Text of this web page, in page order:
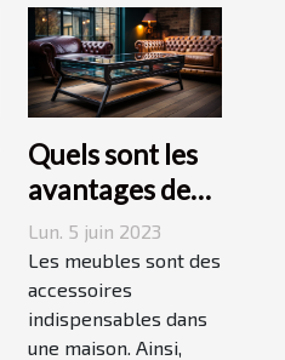
Quels sont les
avantages des
tables basses
industrielles ?
Lun. 5 juin 2023
Les meubles sont des
accessoires
indispensables dans
une maison. Ainsi,